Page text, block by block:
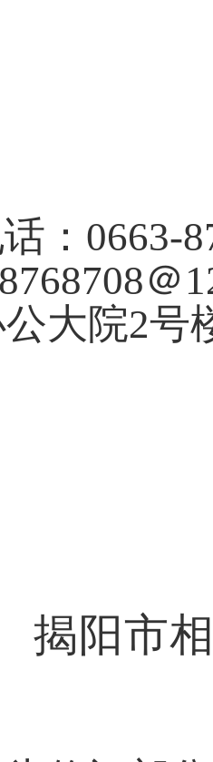
： 0663-
8768708＠
大院2号
揭阳市